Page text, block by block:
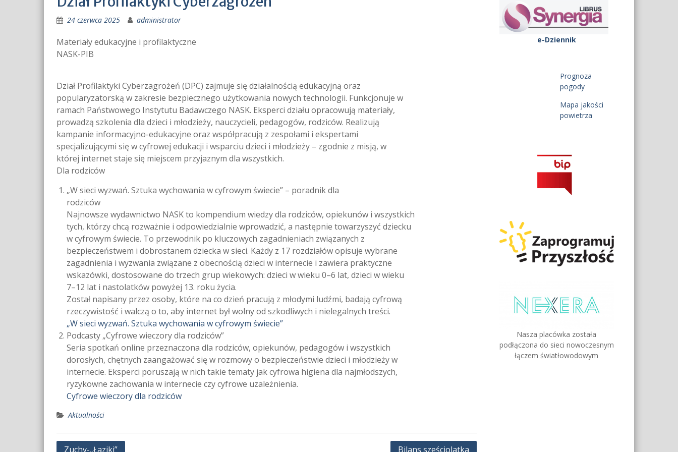
24 czerwca 2025 administrator
Materiały edukacyjne i profilaktyczne
NASK-PIB
Dział Profilaktyki Cyberzagrożeń (DPC) zajmuje się działalnością edukacyjną oraz
popularyzatorską w zakresie bezpiecznego użytkowania nowych technologii. Funkcjonuje w
ramach Państwowego Instytutu Badawczego NASK. Eksperci działu opracowują materiały,
prowadzą szkolenia dla dzieci i młodzieży, nauczycieli, pedagogów, rodziców. Realizują
kampanie informacyjno-edukacyjne oraz współpracują z zespołami i ekspertami
specjalizującymi się w cyfrowej edukacji i wsparciu dzieci i młodzieży – zgodnie z misją, w
której internet staje się miejscem przyjaznym dla wszystkich.
Dla rodziców
„W sieci wyzwań. Sztuka wychowania w cyfrowym świecie” – poradnik dla
rodziców
Najnowsze wydawnictwo NASK to kompendium wiedzy dla rodziców, opiekunów i wszystkich
tych, którzy chcą rozważnie i odpowiedzialnie wprowadzić, a następnie towarzyszyć dziecku
w cyfrowym świecie. To przewodnik po kluczowych zagadnieniach związanych z
bezpieczeństwem i dobrostanem dziecka w sieci. Każdy z 17 rozdziałów opisuje wybrane
zagadnienia i wyzwania związane z obecnością dzieci w internecie i zawiera praktyczne
wskazówki, dostosowane do trzech grup wiekowych: dzieci w wieku 0–6 lat, dzieci w wieku
7–12 lat i nastolatków powyżej 13. roku życia.
Został napisany przez osoby, które na co dzień pracują z młodymi ludźmi, badają cyfrową
rzeczywistość i walczą o to, aby internet był wolny od szkodliwych i nielegalnych treści.
„W sieci wyzwań. Sztuka wychowania w cyfrowym świecie”
Podcasty „Cyfrowe wieczory dla rodziców”
Seria spotkań online przeznaczona dla rodziców, opiekunów, pedagogów i wszystkich
dorosłych, chętnych zaangażować się w rozmowy o bezpieczeństwie dzieci i młodzieży w
internecie. Eksperci poruszają w nich takie tematy jak cyfrowa higiena dla najmłodszych,
ryzykowne zachowania w internecie czy cyfrowe uzależnienia.
Cyfrowe wieczory dla rodziców
Aktualności
Nawigacja
Zuchy-„Łaziki” Bilans sześciolatka
e-Dziennik
Prognoza
pogody
Mapa jakości
powietrza
Nasza placówka została
podłączona do sieci nowoczesnym
łączem światłowodowym